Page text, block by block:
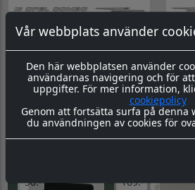
Vår webbplats använder
Den här webbplatsen använder
användarnas navigering och för
uppgifter. För mer information,
cookiepolicy
Genom att fortsätta surfa på denna
du användningen av cookies för
Dekorsats Opel Combo
Dekorsats För Opel Combo. Dessa dekaler är skurna i Silvermetallic + antracitgrå.
Gå till Dekorsats Opel Combo Gå till
DU KANSKE OCKSÅ
50:- 169:-